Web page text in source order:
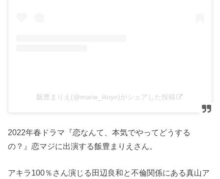
飯豊まりえ(@marie_iitoyo)がシェアした投稿
2022年春ドラマ『恋なんて、本気でやってどうする
の？』恋マジに出演する飯豊まりえさん。
アキラ100％さん演じる田辺良和と不倫関係にある真山ア